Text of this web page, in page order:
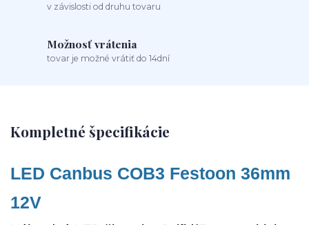
v závislosti od druhu tovaru
Možnosť vrátenia
tovar je možné vrátiť do 14dní
Kompletné špecifikácie
LED Canbus COB3 Festoon 36mm
12V